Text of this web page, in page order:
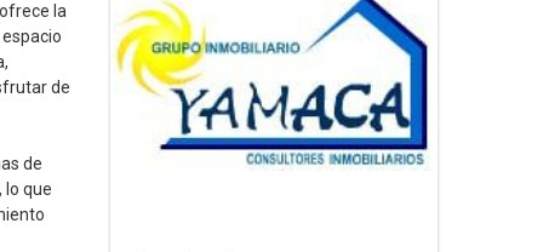
la
de
de
lo que